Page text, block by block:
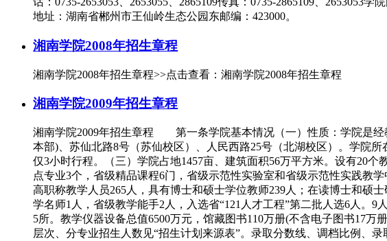
地址：湖南省郴州市王仙岭生态公园东邮编：423000。
湘南学院2008年招生章程
湘南学院2008年招生章程>>点击查看：湘南学院2008年招生章程
湘南学院2009年招生章程
湘南学院2009年招生章程 第一条学院基本情况（一）性质：学院是经
本部)、苏仙北路8号（苏仙校区）、人民西路25号（北湖校区）。学院
仅3小时行程。（三）学院占地1457亩、建筑面积56万平方米。设有20
点专业3个，省级精品课程6门，省级示范性实验室和省级示范性实践教
高职称教学人员265人，具有博士和硕士学位教师239人；在读博士和硕
学名师1人，省级教学能手2人，入选省“121人才工程”第二批人选6人。
5所。教学仪器设备总值6500万元，馆藏图书110万册(不含电子图书17
层次、分专业招生人数见“招生计划来源表”。录取分数线、调档比例、